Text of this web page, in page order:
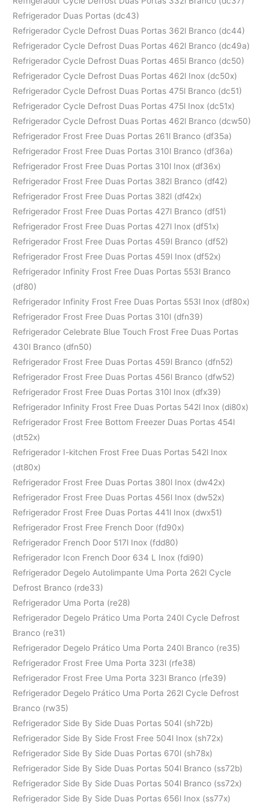
Refrigerador Duas Portas (dc43)
Refrigerador Cycle Defrost Duas Portas 362l Branco (dc44)
Refrigerador Cycle Defrost Duas Portas 462l Branco (dc49a)
Refrigerador Cycle Defrost Duas Portas 465l Branco (dc50)
Refrigerador Cycle Defrost Duas Portas 462l Inox (dc50x)
Refrigerador Cycle Defrost Duas Portas 475l Branco (dc51)
Refrigerador Cycle Defrost Duas Portas 475l Inox (dc51x)
Refrigerador Cycle Defrost Duas Portas 462l Branco (dcw50)
Refrigerador Frost Free Duas Portas 261l Branco (df35a)
Refrigerador Frost Free Duas Portas 310l Branco (df36a)
Refrigerador Frost Free Duas Portas 310l Inox (df36x)
Refrigerador Frost Free Duas Portas 382l Branco (df42)
Refrigerador Frost Free Duas Portas 382l (df42x)
Refrigerador Frost Free Duas Portas 427l Branco (df51)
Refrigerador Frost Free Duas Portas 427l Inox (df51x)
Refrigerador Frost Free Duas Portas 459l Branco (df52)
Refrigerador Frost Free Duas Portas 459l Inox (df52x)
Refrigerador Infinity Frost Free Duas Portas 553l Branco
(df80)
Refrigerador Infinity Frost Free Duas Portas 553l Inox (df80x)
Refrigerador Frost Free Duas Portas 310l (dfn39)
Refrigerador Celebrate Blue Touch Frost Free Duas Portas
430l Branco (dfn50)
Refrigerador Frost Free Duas Portas 459l Branco (dfn52)
Refrigerador Frost Free Duas Portas 456l Branco (dfw52)
Refrigerador Frost Free Duas Portas 310l Inox (dfx39)
Refrigerador Infinity Frost Free Duas Portas 542l Inox (di80x)
Refrigerador Frost Free Bottom Freezer Duas Portas 454l
(dt52x)
Refrigerador I-kitchen Frost Free Duas Portas 542l Inox
(dt80x)
Refrigerador Frost Free Duas Portas 380l Inox (dw42x)
Refrigerador Frost Free Duas Portas 456l Inox (dw52x)
Refrigerador Frost Free Duas Portas 441l Inox (dwx51)
Refrigerador Frost Free French Door (fd90x)
Refrigerador French Door 517l Inox (fdd80)
Refrigerador Icon French Door 634 L Inox (fdi90)
Refrigerador Degelo Autolimpante Uma Porta 262l Cycle
Defrost Branco (rde33)
Refrigerador Uma Porta (re28)
Refrigerador Degelo Prático Uma Porta 240l Cycle Defrost
Branco (re31)
Refrigerador Degelo Prático Uma Porta 240l Branco (re35)
Refrigerador Frost Free Uma Porta 323l (rfe38)
Refrigerador Frost Free Uma Porta 323l Branco (rfe39)
Refrigerador Degelo Prático Uma Porta 262l Cycle Defrost
Branco (rw35)
Refrigerador Side By Side Duas Portas 504l (sh72b)
Refrigerador Side By Side Frost Free 504l Inox (sh72x)
Refrigerador Side By Side Duas Portas 670l (sh78x)
Refrigerador Side By Side Duas Portas 504l Branco (ss72b)
Refrigerador Side By Side Duas Portas 504l Branco (ss72x)
Refrigerador Side By Side Duas Portas 656l Inox (ss77x)